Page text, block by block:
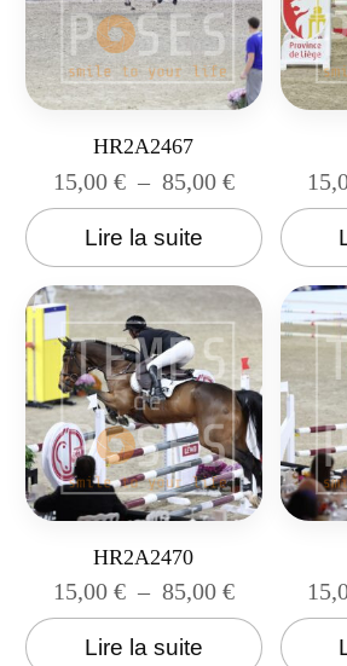
HR2A2467
15,00 € – 85,00 €
Lire la suite
HR2A2470
15,00 € – 85,00 €
Lire la suite